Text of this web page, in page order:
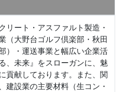
リート・アスファルト製造・
（大野台ゴルフ倶楽部・秋田
）・運送事業と幅広い企業活
、未来』をスローガンに、魅
貢献しております。また、関
建設業の主要材料（生コン・